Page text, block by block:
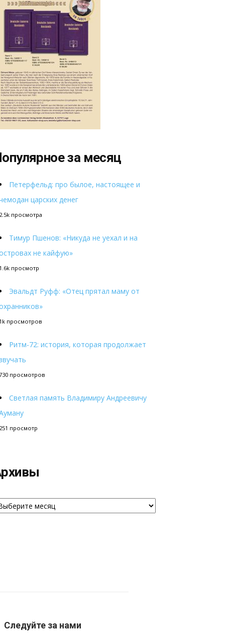
за месяц
Петерфельд: про былое, настоящее и
царских денег
просмотра
Тимур Пшенов: «Никуда не уехал и на
не кайфую»
просмотр
Эвальдт Руфф: «Отец прятал маму от
просмотров
Ритм-72: история, которая продолжает
просмотров
Светлая память Владимиру Андреевичу
просмотр
Следуйте за нами